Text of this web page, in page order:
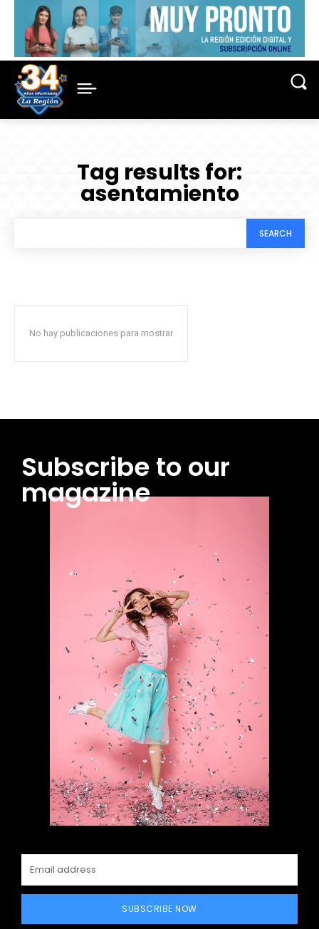
Tag results for:
asentamiento
SEARCH
No hay publicaciones para mostrar
Subscribe to our
magazine
SUBSCRIBE NOW